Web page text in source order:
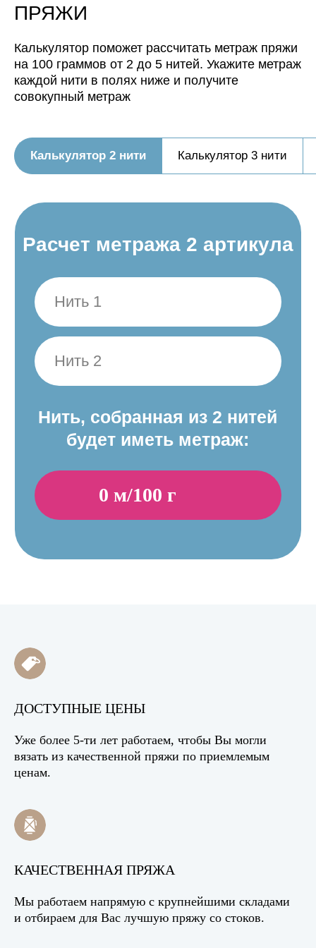
ПРЯЖИ
Калькулятор поможет рассчитать метраж пряжи
на 100 граммов от 2 до 5 нитей. Укажите метраж
каждой нити в полях ниже и получите
совокупный метраж
Калькулятор 2 нити Калькулятор 3 нити
будет иметь метраж:
ДОСТУПНЫЕ ЦЕНЫ
Уже более 5-ти лет работаем, чтобы Вы могли
вязать из качественной пряжи по приемлемым
ценам.
КАЧЕСТВЕННАЯ ПРЯЖА
Мы работаем напрямую с крупнейшими складами
и отбираем для Вас лучшую пряжу со стоков.